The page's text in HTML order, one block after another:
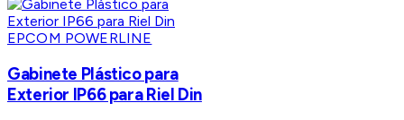
EPCOM POWERLINE
Gabinete Plástico para
Exterior IP66 para Riel Din